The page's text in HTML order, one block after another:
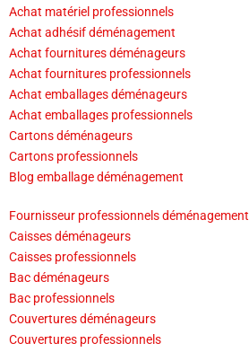
Achat matériel professionnels
Achat adhésif déménagement
Achat fournitures déménageurs
Achat fournitures professionnels
Achat emballages déménageurs
Achat emballages professionnels
Cartons déménageurs
Cartons professionnels
Blog emballage déménagement
Fournisseur professionnels déménagement
Caisses déménageurs
Caisses professionnels
Bac déménageurs
Bac professionnels
Couvertures déménageurs
Couvertures professionnels